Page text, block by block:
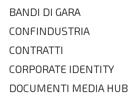
BANDI DI GARA
CONFINDUSTRIA
CONTRATTI
CORPORATE IDENTITY
DOCUMENTI MEDIA HUB